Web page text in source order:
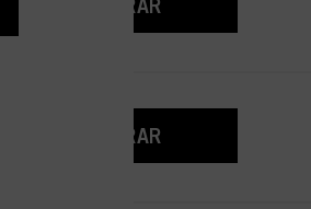
Y COMPRAR
Y COMPRAR